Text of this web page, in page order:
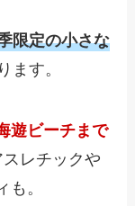
限定の小さな
ます。
遊ビーチまで
レチックや
。